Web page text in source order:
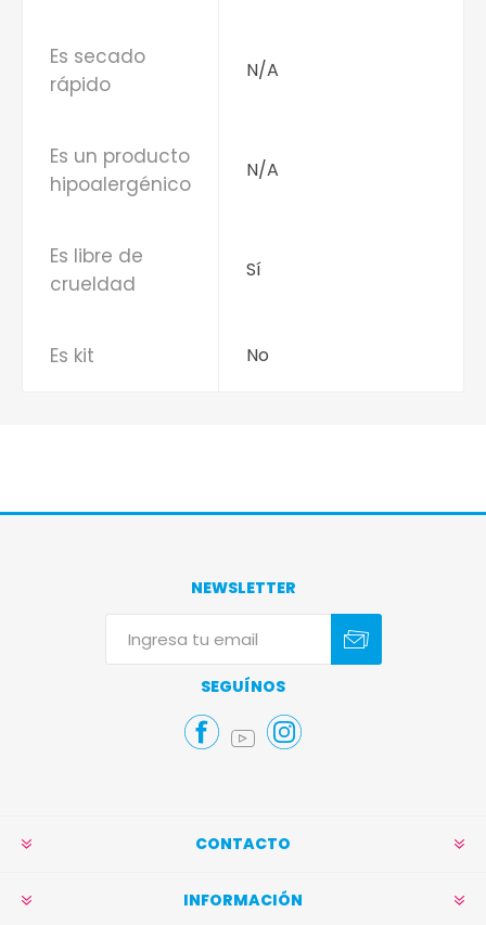
Es secado
rápido
N/A
Es un producto
hipoalergénico
N/A
Es libre de
crueldad
Sí
Es kit No
NEWSLETTER
SEGUÍNOS
CONTACTO
INFORMACIÓN